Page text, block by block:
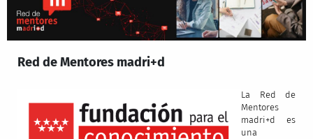
Red de Mentores madri+d
La Red de
Mentores
madri+d es
una